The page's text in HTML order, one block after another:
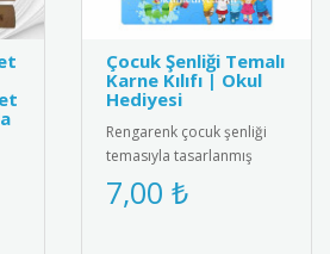
Çocuk Şenliği Temalı
Karne Kılıfı | Okul
Hediyesi
Rengarenk çocuk şenliği
temasıyla tasarlanmış
karne kılıfı. Dayanıklı ve
kaliteli malzemeden
7,00 ₺